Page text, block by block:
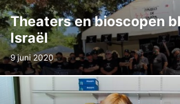
REDACTIONEEL REIZEN & LIFESTYLE
VIDEO
Theaters en bioscopen
Israël
9 juni 2020